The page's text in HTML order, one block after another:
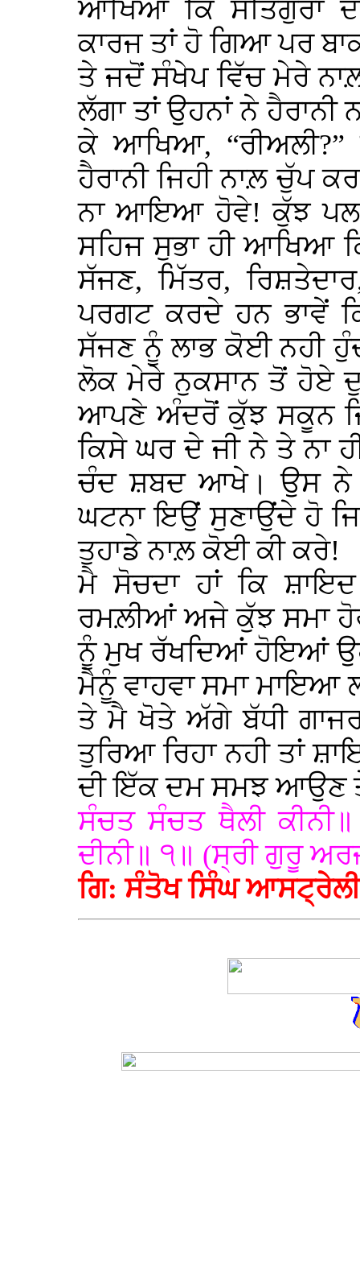
ਆਖਿਆ ਕਿ ਸਤਿਗੁਰਾਂ ਦੀ
ਕਾਰਜ ਤਾਂ ਹੋ ਗਿਆ ਪਰ
ਤੇ ਜਦੋਂ ਸੰਖੇਪ ਵਿੱਚ ਮੇਰੇ
ਲੱਗਾ ਤਾਂ ਉਹਨਾਂ ਨੇ
ਕੇ ਆਖਿਆ,
ਹੈਰਾਨੀ ਜਿਹੀ ਨਾਲ਼ ਚੁੱਪ
ਨਾ ਆਇਆ ਹੋਵੇ! ਕੁੱਝ
ਸਹਿਜ ਸੁਭਾ ਹੀ ਆਖਿਆ
ਸੱਜਣ, ਮਿੱਤਰ,
ਪਰਗਟ ਕਰਦੇ ਹਨ ਭਾਵੇਂ
ਸੱਜਣ ਨੂੰ ਲਾਭ ਕੋਈ ਨਹੀ
ਲੋਕ ਮੇਰੇ ਨੁਕਸਾਨ ਤੋਂ ਹੋਏ
ਆਪਣੇ ਅੰਦਰੋਂ ਕੁੱਝ ਸਕੂਨ
ਕਿਸੇ ਘਰ ਦੇ ਜੀ ਨੇ ਤੇ ਨਾ
ਚੰਦ ਸ਼ਬਦ ਆਖੇ। ਉਸ ਨੇ
ਘਟਨਾ ਇਉਂ ਸੁਣਾਉਂਦੇ ਹੋ
ਤੁਹਾਡੇ ਨਾਲ਼ ਕੋਈ ਕੀ ਕਰੇ!
ਮੈ ਸੋਚਦਾ ਹਾਂ ਕਿ
ਰਮਲ਼ੀਆਂ ਅਜੇ ਕੁੱਝ ਸਮਾ
ਨੂੰ ਮੁਖ ਰੱਖਦਿਆਂ ਹੋਇਆਂ
ਮੈਨੂੰ ਵਾਹਵਾ ਸਮਾ ਮਾਇਆ
ਤੇ ਮੈ ਖੋਤੇ ਅੱਗੇ ਬੱਧੀ
ਤੁਰਿਆ ਰਿਹਾ ਨਹੀ ਤਾਂ
ਦੀ ਇੱਕ ਦਮ ਸਮਝ ਆਉਣ ਤੇ
ਸੰਚਤ ਸੰਚਤ ਥੈਲੀ
ਦੀਨੀ॥ ੧॥ (ਸ੍ਰੀ ਗੁਰੂ
ਗਿ: ਸੰਤੋਖ ਸਿੰਘ